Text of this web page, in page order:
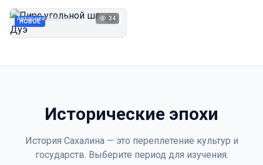
НОВОЕ 1923
Автор неизвестен 34
Исторические эпохи
История Сахалина — это переплетение культур и
государств. Выберите период для изучения.